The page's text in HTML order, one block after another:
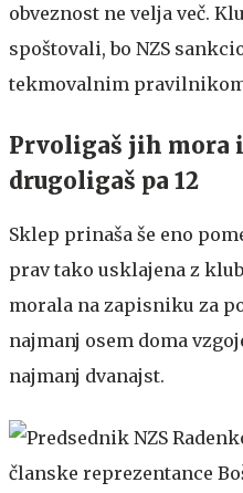
obveznost ne velja več.
spoštovali, bo NZS
tekmovalnim
Prvoligaš jih mora
drugoligaš pa 12
Sklep prinaša še eno
prav tako usklajena z
morala na zapisniku za
najmanj osem doma
najmanj dvanajst.